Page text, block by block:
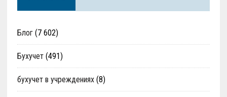
Блог(7 602)
Бухучет(491)
бухучет в учреждениях(8)